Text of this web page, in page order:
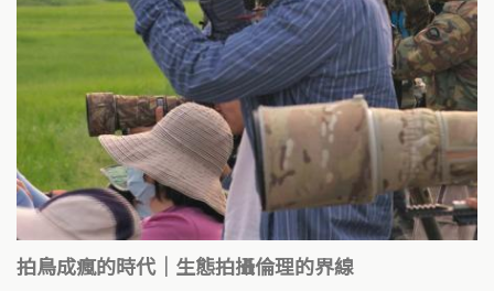
拍鳥成瘋的時代｜生態拍攝倫理的界線